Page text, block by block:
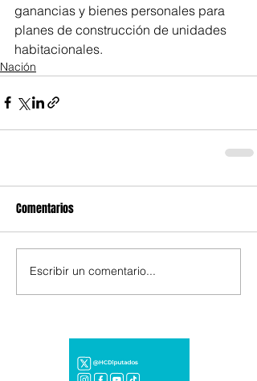
ganancias y bienes personales para
planes de construcción de unidades
habitacionales.
Nación
Comentarios
Escribir un comentario...